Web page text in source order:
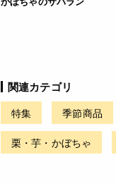
関連カテゴリ
特集 季節商品
栗・芋・かぼちゃ